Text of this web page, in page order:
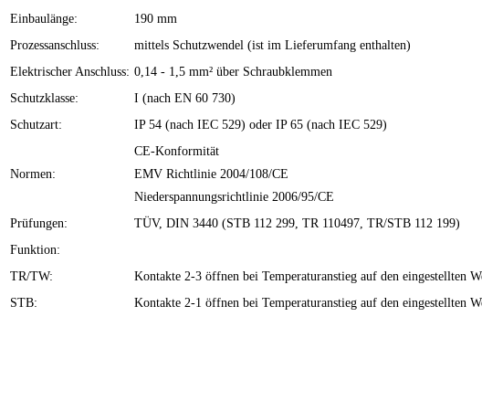
Einbaulänge:
190 mm
Prozessanschluss:
mittels Schutzwendel (ist im Lieferumfang enthalten)
Elektrischer Anschluss: 0,14 - 1,5 mm² über Schraubklemmen
Schutzklasse:
I (nach EN 60 730)
Schutzart:
IP 54 (nach IEC 529) oder IP 65 (nach IEC 529)
Normen:
CE-Konformität
EMV Richtlinie 2004/108/CE
Niederspannungsrichtlinie 2006/95/CE
Prüfungen:
TÜV, DIN 3440 (STB 112 299, TR 110497, TR/STB 112 199)
Funktion:
TR/TW:
Kontakte 2-3 öffnen bei Temperaturanstieg auf den eingestellten
STB:
Kontakte 2-1 öffnen bei Temperaturanstieg auf den eingestellten